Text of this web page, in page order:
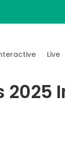
Live